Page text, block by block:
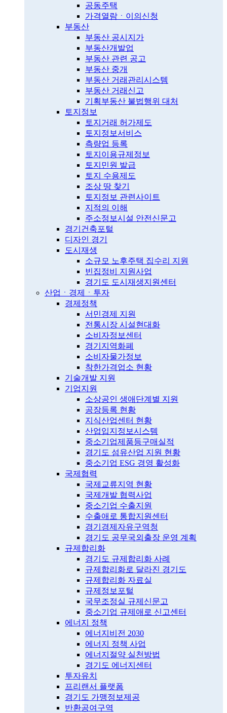
공동주택
가격열람ㆍ이의신청
부동산
부동산 공시지가
부동산개발업
부동산 관련 공고
부동산 중개
부동산 거래관리시스템
부동산 거래신고
기획부동산 불법행위 대처
토지정보
토지거래 허가제도
토지정보서비스
측량업 등록
토지이용규제정보
토지민원 발급
토지 수용제도
조상 땅 찾기
토지정보 관련사이트
지적의 이해
주소정보시설 안전신문고
경기건축포털
디자인 경기
도시재생
소규모 노후주택 집수리 지원
빈집정비 지원사업
경기도 도시재생지원센터
산업ㆍ경제ㆍ투자
경제정책
서민경제 지원
전통시장 시설현대화
소비자정보센터
경기지역화폐
소비자물가정보
착한가격업소 현황
기술개발 지원
기업지원
소상공인 생애단계별 지원
공장등록 현황
지식산업센터 현황
산업입지정보시스템
중소기업제품등구매실적
경기도 섬유산업 지원 현황
중소기업 ESG 경영 활성화
국제협력
국제교류지역 현황
국제개발 협력사업
중소기업 수출지원
수출애로 통합지원센터
경기경제자유구역청
경기도 공무국외출장 운영 계획
규제합리화
경기도 규제합리화 사례
규제합리화로 달라진 경기도
규제합리화 자료실
규제정보포털
국무조정실 규제신문고
중소기업 규제애로 신고센터
에너지 정책
에너지비전 2030
에너지 정책 사업
에너지절약 실천방법
경기도 에너지센터
투자유치
프리랜서 플랫폼
경기도 가맹정보제공
반환공여구역